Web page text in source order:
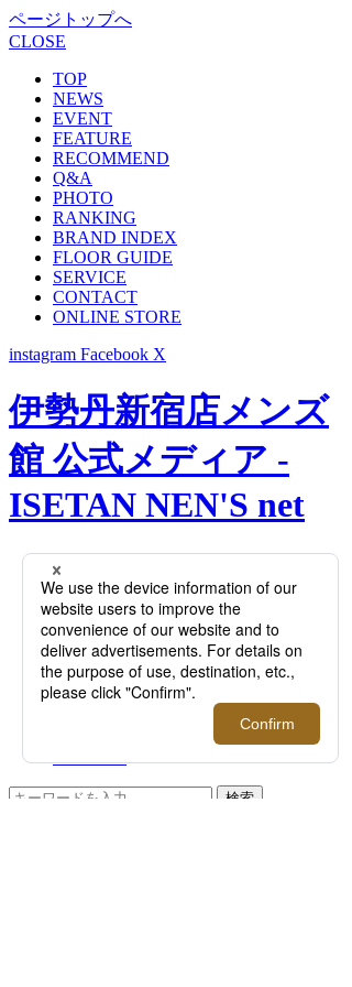
ページトップへ
CLOSE
TOP
NEWS
EVENT
FEATURE
RECOMMEND
Q&A
PHOTO
RANKING
BRAND INDEX
FLOOR GUIDE
SERVICE
CONTACT
ONLINE STORE
instagram Facebook X
伊勢丹新宿店メンズ
館 公式メディア -
ISETAN NEN'S net
Menu
NEWS
EVENT
FEATURE
RECOMMEND
Q&A
BRAND
FLOOR
検索